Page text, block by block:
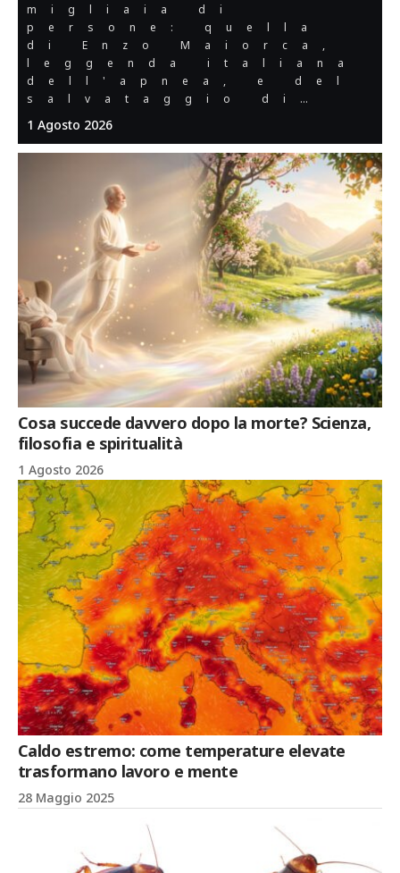
migliaia di
persone: quella
di Enzo Maiorca,
leggenda italiana
dell'apnea, e del
salvataggio di…
1 Agosto 2026
Cosa succede davvero dopo la morte? Scienza,
filosofia e spiritualità
1 Agosto 2026
Caldo estremo: come temperature elevate
trasformano lavoro e mente
28 Maggio 2025